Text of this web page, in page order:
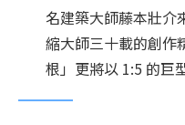
名建築大師藤本壯介
縮大師三十載的創作
根」更將以 1:5 的巨